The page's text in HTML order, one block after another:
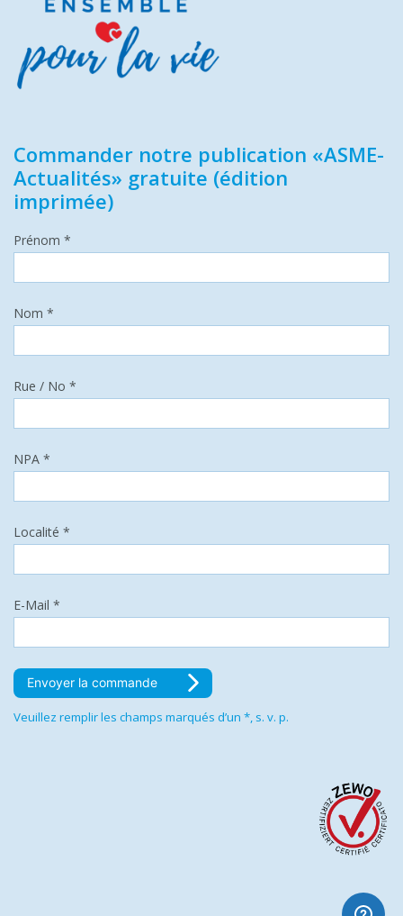
Commander notre publication «ASME-
Actualités» gratuite (édition
imprimée)
Prénom *
Nom *
Rue / No *
NPA *
Localité *
E-Mail *
Envoyer la commande
Veuillez remplir les champs marqués d’un *, s. v. p.